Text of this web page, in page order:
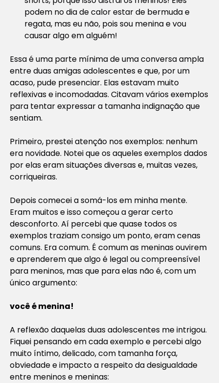
podem no dia de calor estar de bermuda e
regata, mas eu não, pois sou menina e vou
causar algo em alguém!
Essa é uma parte mínima de uma conversa ampla
entre duas amigas adolescentes e que, por um
acaso, pude presenciar. Elas estavam muito
reflexivas e incomodadas. Citavam vários exemplos
para tentar expressar a tamanha indignação que
sentiam.
Primeiro, prestei atenção nos exemplos: nenhum
era novidade. Notei que os aqueles exemplos dados
por elas eram situações diversas e, muitas vezes,
corriqueiras.
Depois comecei a somá-los em minha mente.
Eram muitos e isso começou a gerar certo
desconforto. Aí percebi que quase todos os
exemplos traziam consigo um ponto, eram cenas
comuns. Era comum. É comum as meninas ouvirem
e aprenderem que algo é legal ou compreensível
para meninos, mas que para elas não é, com um
único argumento:
você é menina!
A reflexão daquelas duas adolescentes me intrigou.
Fiquei pensando em cada exemplo e percebi algo
muito íntimo, delicado, com tamanha força,
obviedade e impacto a respeito da desigualdade
entre meninos e meninas: